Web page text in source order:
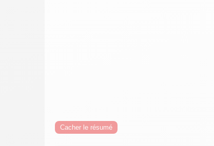
Cacher le résumé